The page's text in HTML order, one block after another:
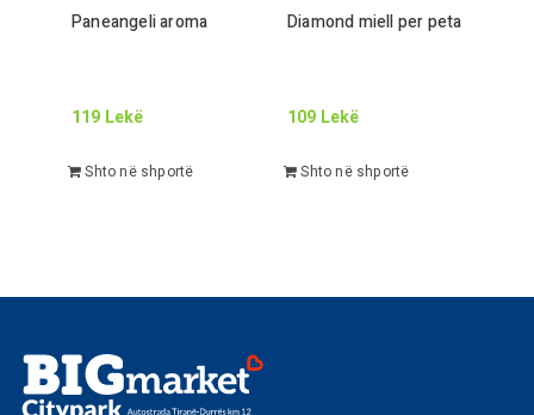
Paneangeli aroma
119 Lekë
Shto në shportë
Diamond miell per peta
109 Lekë
Shto në shportë